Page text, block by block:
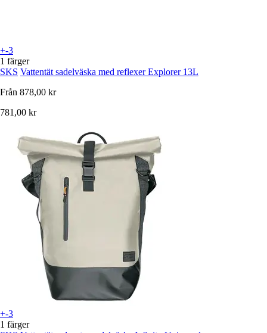
+-3
1 färger
SKS Vattentät sadelväska med reflexer Explorer 13L
Från 878,00 kr
781,00 kr
+-3
1 färger